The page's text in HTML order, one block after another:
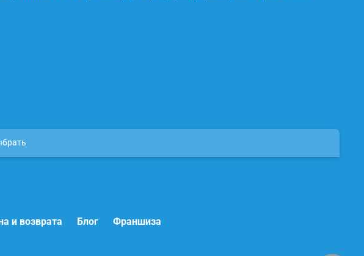
и возврата Блог Франшиза